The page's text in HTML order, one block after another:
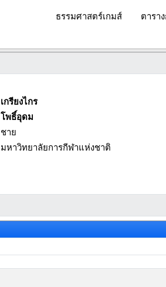
ธรรมศาสตร์เกมส์ ตารา
เกรียงไกร
โพธิ์อุดม
ชาย
มหาวิทยาลัยการกีฬาแห่งชาติ